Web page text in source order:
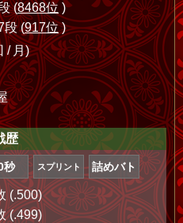
(8468位 )
段 (917位)
/ 月)
歴
秒 スプリント 詰めバト
(.500)
(.499)